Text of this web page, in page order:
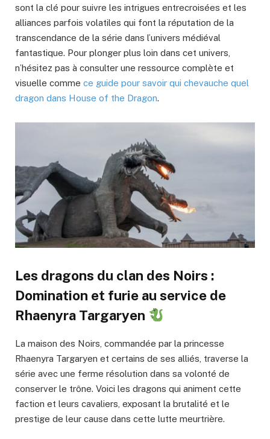
sont la clé pour suivre les intrigues entrecroisées et les
alliances parfois volatiles qui font la réputation de la
transcendance de la série dans l’univers médiéval
fantastique. Pour plonger plus loin dans cet univers,
n’hésitez pas à consulter une ressource complète et
visuelle comme ce guide pour savoir qui chevauche quel
dragon dans House of the Dragon.
Les dragons du clan des Noirs :
Domination et furie au service de
Rhaenyra Targaryen
La maison des Noirs, commandée par la princesse
Rhaenyra Targaryen et certains de ses alliés, traverse la
série avec une ferme résolution dans sa volonté de
conserver le trône. Voici les dragons qui animent cette
faction et leurs cavaliers, exposant la brutalité et le
prestige de leur cause dans cette lutte meurtrière.